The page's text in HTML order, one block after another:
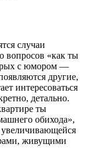
случаи
вопросов «как ты
с юмором —
другие,
интересоваться
детально.
ты
обихода»,
увеличивающейся
живущими